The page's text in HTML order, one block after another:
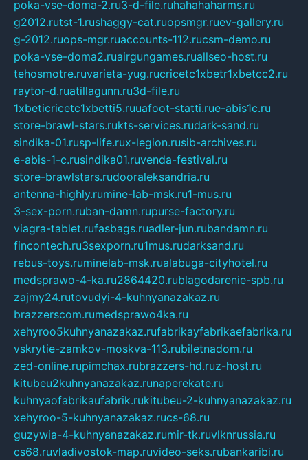
poka-vse-doma-2.ru3-d-file.ruhahahaharms.ru
g2012.rutst-1.rushaggy-cat.ruopsmgr.ruev-gallery.ru
g-2012.ruops-mgr.ruaccounts-112.rucsm-demo.ru
poka-vse-doma2.ruairgungames.ruallseo-host.ru
tehosmotre.ruvarieta-yug.rucricetc1xbetr1xbetcc2.ru
raytor-d.ruatillagunn.ru3d-file.ru
1xbeticricetc1xbetti5.ruuafoot-statti.rue-abis1c.ru
store-brawl-stars.rukts-services.rudark-sand.ru
sindika-01.rusp-life.rux-legion.rusib-archives.ru
e-abis-1-c.rusindika01.ruvenda-festival.ru
store-brawlstars.rudooraleksandria.ru
antenna-highly.rumine-lab-msk.ru1-mus.ru
3-sex-porn.ruban-damn.rupurse-factory.ru
viagra-tablet.rufasbags.ruadler-jun.rubandamn.ru
fincontech.ru3sexporn.ru1mus.rudarksand.ru
rebus-toys.ruminelab-msk.rualabuga-cityhotel.ru
medsprawo-4-ka.ru2864420.rublagodarenie-spb.ru
zajmy24.rutovudyi-4-kuhnyanazakaz.ru
brazzerscom.rumedsprawo4ka.ru
xehyroo5kuhnyanazakaz.rufabrikayfabrikaefabrika.ru
vskrytie-zamkov-moskva-113.rubiletnadom.ru
zed-online.rupimchax.rubrazzers-hd.ruz-host.ru
kitubeu2kuhnyanazakaz.runaperekate.ru
kuhnyaofabrikaufabrik.rukitubeu-2-kuhnyanazakaz.ru
xehyroo-5-kuhnyanazakaz.rucs-68.ru
guzywia-4-kuhnyanazakaz.rumir-tk.ruvlknrussia.ru
cs68.ruvladivostok-map.ruvideo-seks.rubankaribi.ru